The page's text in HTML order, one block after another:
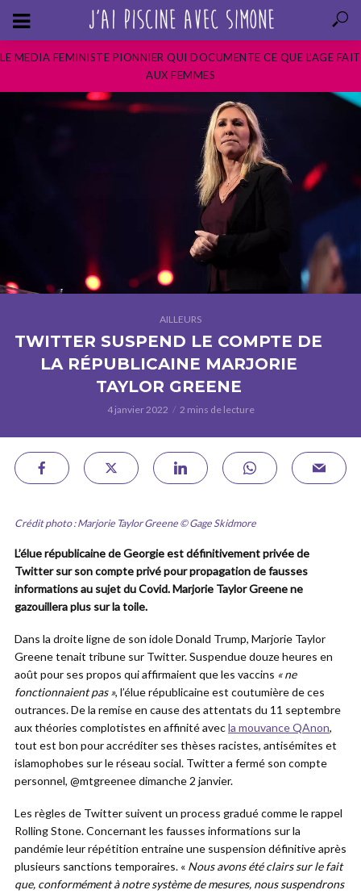
LE MEDIA FEMINISTE PIONNIER QUI DOCUMENTE CE QUE L’AGE FAIT
AUX FEMMES
AILLEURS
TWITTER SUSPEND LE COMPTE DE
LA RÉPUBLICAINE MARJORIE
TAYLOR GREENE
4 janvier 2022 2 mins de lecture
Crédit photo : Marjorie Taylor Greene © Gage Skidmore
L’élue républicaine de Georgie est définitivement privée de
Twitter sur son compte privé pour propagation de fausses
informations au sujet du Covid. Marjorie Taylor Greene ne
gazouillera plus sur la toile.
Dans la droite ligne de son idole Donald Trump, Marjorie Taylor
Greene tenait tribune sur Twitter. Suspendue douze heures en
août pour ses propos qui affirmaient que les vaccins « ne
fonctionnaient pas », l’élue républicaine est coutumière de ces
outrances. De la remise en cause des attentats du 11 septembre
aux théories complotistes en affinité avecla mouvance QAnon,
tout est bon pour accréditer ses thèses racistes, antisémites et
islamophobes sur le réseau social. Twitter a fermé son compte
personnel, @mtgreenee dimanche 2 janvier.
Les règles de Twitter suivent un process gradué comme le rappel
Rolling Stone. Concernant les fausses informations sur la
pandémie leur répétition entraine une suspension définitive après
plusieurs sanctions temporaires. « Nous avons été clairs sur le fait
que, conformément à notre système de mesures, nous suspendrons